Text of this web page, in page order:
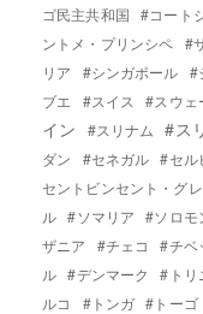
ゴ民主共和国 #コート
ントメ・プリンシペ #
リア
#シンガポール #
ブエ
#スイス #スウェ
イン
#スリナム #ス
ダン
#セネガル #セル
セントビンセント・グ
ル #ソマリア #ソロモ
ザニア
#チェコ #チベ
ル #デンマーク #トリ
ルコ
#トンガ #トーゴ